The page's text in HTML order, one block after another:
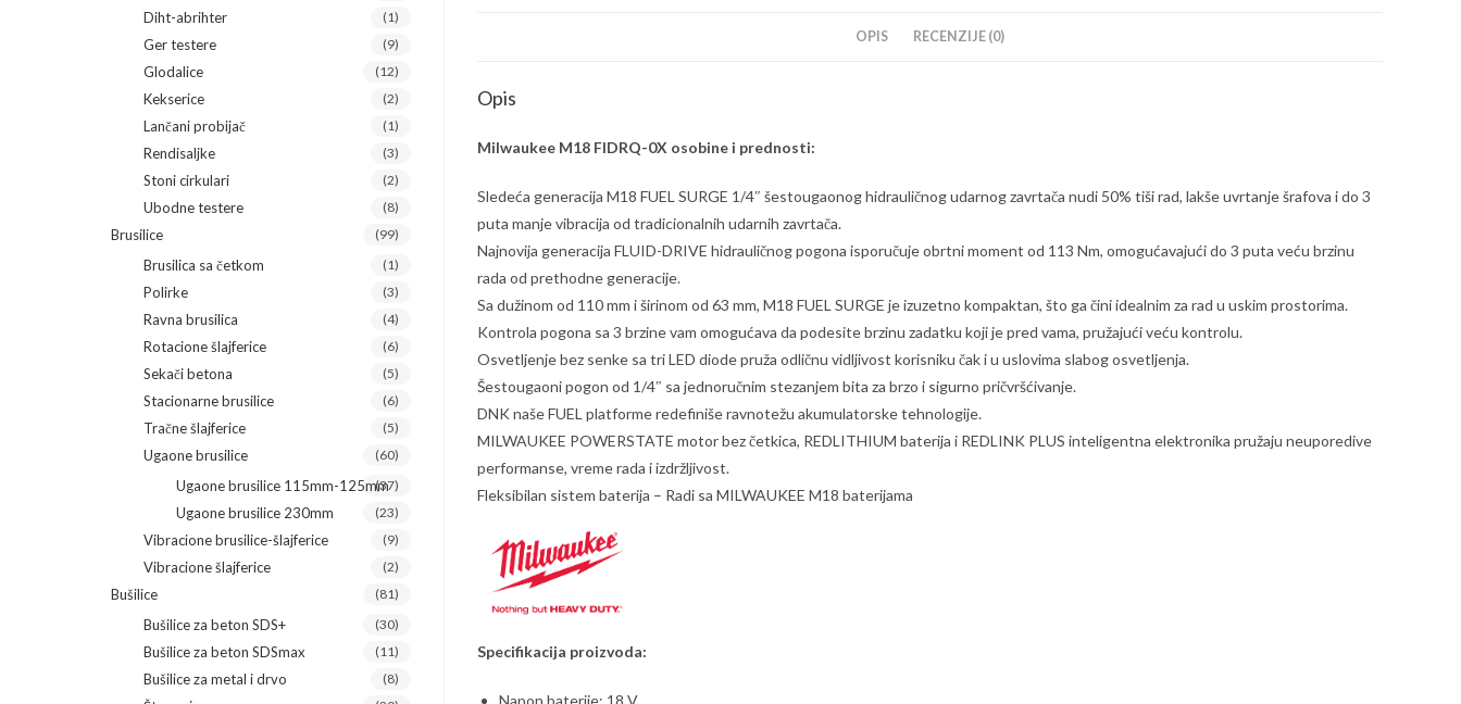
OPIS RECENZIJE (0)
Opis
Milwaukee M18 FIDRQ-0X osobine i prednosti:
Sledeća generacija M18 FUEL SURGE 1/4″ šestougaonog hidrauličnog udarnog zavrtača nudi 50% tiši rad, lakše uvrtanje šrafova i do 3
puta manje vibracija od tradicionalnih udarnih zavrtača.
Najnovija generacija FLUID-DRIVE hidrauličnog pogona isporučuje obrtni moment od 113 Nm, omogućavajući do 3 puta veću brzinu
rada od prethodne generacije.
Sa dužinom od 110 mm i širinom od 63 mm, M18 FUEL SURGE je izuzetno kompaktan, što ga čini idealnim za rad u uskim prostorima.
Kontrola pogona sa 3 brzine vam omogućava da podesite brzinu zadatku koji je pred vama, pružajući veću kontrolu.
Osvetljenje bez senke sa tri LED diode pruža odličnu vidljivost korisniku čak i u uslovima slabog osvetljenja.
Šestougaoni pogon od 1/4″ sa jednoručnim stezanjem bita za brzo i sigurno pričvršćivanje.
DNK naše FUEL platforme redefiniše ravnotežu akumulatorske tehnologije.
MILWAUKEE POWERSTATE motor bez četkica, REDLITHIUM baterija i REDLINK PLUS inteligentna elektronika pružaju neuporedive
performanse, vreme rada i izdržljivost.
Fleksibilan sistem baterija – Radi sa MILWAUKEE M18 baterijama
Specifikacija proizvoda:
Napon baterije: 18 V
Diht-abrihter (1)
Ger testere (9)
Glodalice (12)
Kekserice (2)
Lančani probijač (1)
Rendisaljke (3)
Stoni cirkulari (2)
Ubodne testere (8)
Brusilice (99)
Brusilica sa četkom (1)
Polirke (3)
Ravna brusilica (4)
Rotacione šlajferice (6)
Sekači betona (5)
Stacionarne brusilice (6)
Tračne šlajferice (5)
Ugaone brusilice (60)
Ugaone brusilice 115mm-125mm
(37)
Ugaone brusilice 230mm (23)
Vibracione brusilice-šlajferice (9)
Vibracione šlajferice (2)
Bušilice (81)
Bušilice za beton SDS+ (30)
Bušilice za beton SDSmax (11)
Bušilice za metal i drvo (8)